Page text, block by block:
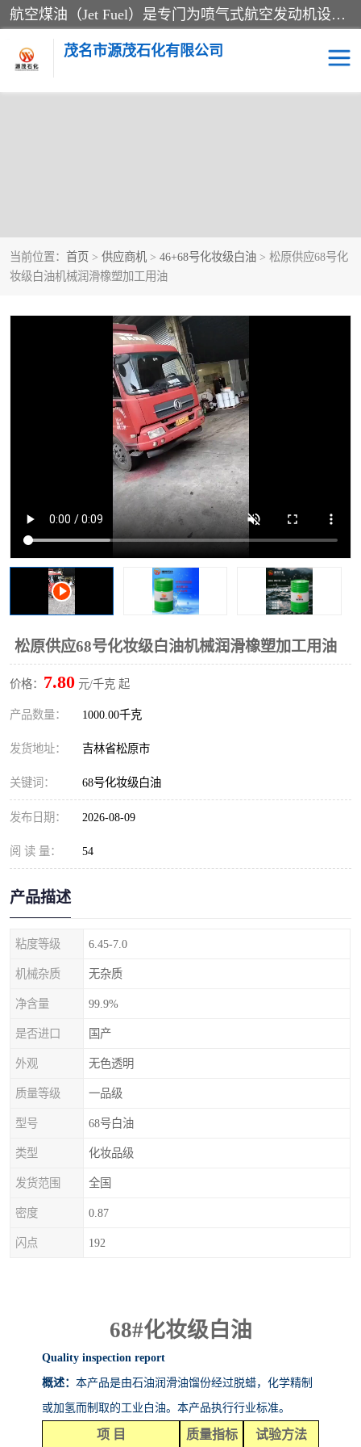
航空煤油（Jet Fuel）是专门为喷气式航空发动机设计的高纯度燃料，主要分为Jet A、Jet A-1和Jet B等类型。其特点是闪点高、低温流动性好，并添加了抗静电剂和抗氧化剂以确保飞行安全。航空煤油需
茂名市源茂石化有限公司
当前位置： 首页 > 供应商机 > 46+68号化妆级白油 > 松原供应68号化
妆级白油机械润滑橡塑加工用油
松原供应68号化妆级白油机械润滑橡塑加工用油
价格： 7.80 元/千克 起
产品数量： 1000.00千克
发货地址： 吉林省松原市
关键词： 68号化妆级白油
发布日期： 2026-08-09
阅 读 量： 54
产品描述
粘度等级 6.45-7.0
机械杂质 无杂质
净含量 99.9%
是否进口 国产
外观 无色透明
质量等级 一品级
型号 68号白油
类型 化妆品级
发货范围 全国
密度 0.87
闪点 192
68#化妆级白油
Quality inspection report
概述： 本产品是由石油润滑油馏份经过脱蜡，化学精制
或加氢而制取的工业白油。本产品执行行业标准。
项 目 质量指标 试验方法